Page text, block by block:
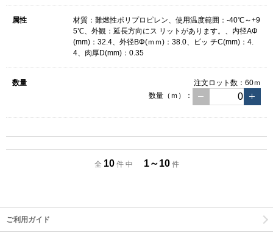
材質：難燃性ポリプロピレン、使用温度範囲：-40℃～+9
5℃、外観：延長方向にス リットがあります。、内径AΦ
(mm)：32.4、外径BΦ(ｍｍ)：38.0、ピッ チC(mm)：4.
4、肉厚D(mm)：0.35
注文ロット数： 60ｍ
数量（ｍ）：
全 10 件 中 1～10 件
ご利用ガイド